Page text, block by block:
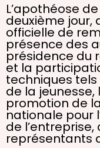
L’apothéose
deuxième jour,
officielle de
présence des
présidence du
et la
techniques
de la jeunesse,
promotion de
nationale pour
de l’entreprise,
représentants